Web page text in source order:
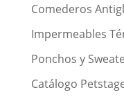
Comederos
Impermeables
Ponchos y
Catálogo